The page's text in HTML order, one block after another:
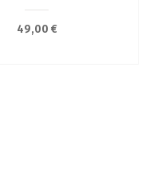
49,00 €